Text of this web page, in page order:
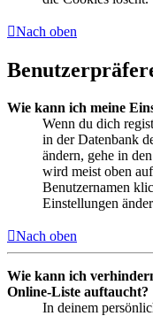
Nach oben
Wie kann ich meine
Wenn du dich
in der Datenbank
ändern, gehe in
wird meist oben
Benutzernamen
Einstellungen
Nach oben
Wie kann ich
Online-Liste auftaucht?
In deinem